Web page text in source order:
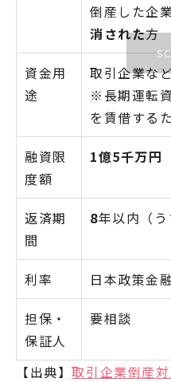
倒産した企
消された方
資金用
途
取引企業な
※長期運転
を賃借する
融資限
度額
1億5千万円
返済期
間
8年以内（う
利率 日本政策金
担保・
保証人
要相談
【出典】取引企業倒産